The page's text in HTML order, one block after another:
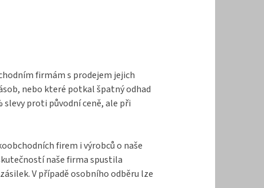
firmám s prodejem jejich
nebo které potkal špatný odhad
proti původní ceně, ale při
firem i výrobců o naše
naše firma spustila
V případě osobního odběru lze